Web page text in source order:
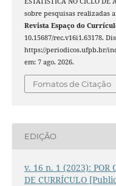
sobre pesquisas realizadas
Revista Espaço do
10.15687/rec.v16i1.63178.
https://periodicos.ufpb.br/
em: 7 ago. 2026.
Fomatos de Citação
EDIÇÃO
v. 16 n. 1 (2023): POR
DE CURRÍCULO